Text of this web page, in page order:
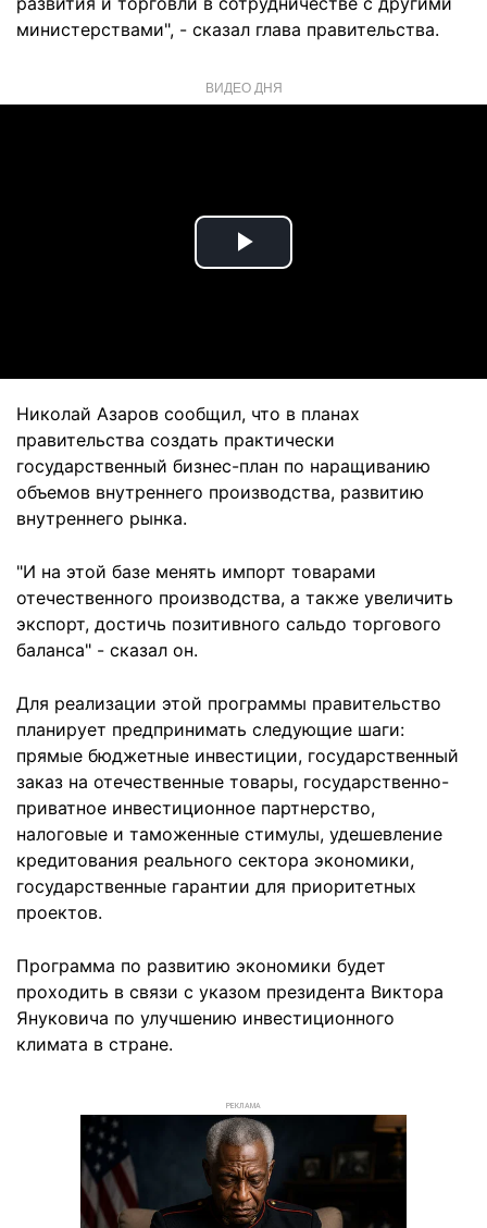
министерствами", - сказал глава правительства.
ВИДЕО ДНЯ
Play
Николай Азаров сообщил, что в планах
правительства создать практически
государственный бизнес-план по наращиванию
объемов внутреннего производства, развитию
внутреннего рынка.
"И на этой базе менять импорт товарами
отечественного производства, а также увеличить
экспорт, достичь позитивного сальдо торгового
баланса" - сказал он.
Для реализации этой программы правительство
планирует предпринимать следующие шаги:
прямые бюджетные инвестиции, государственный
заказ на отечественные товары, государственно-
приватное инвестиционное партнерство,
налоговые и таможенные стимулы, удешевление
кредитования реального сектора экономики,
государственные гарантии для приоритетных
проектов.
Программа по развитию экономики будет
проходить в связи с указом президента Виктора
Януковича по улучшению инвестиционного
климата в стране.
РЕКЛАМА